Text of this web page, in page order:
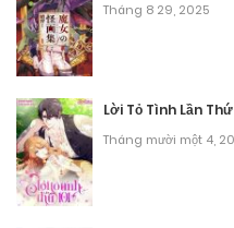
Tháng 8 29, 2025
Lời Tỏ Tình Lần Thứ
Tháng mười một 4,